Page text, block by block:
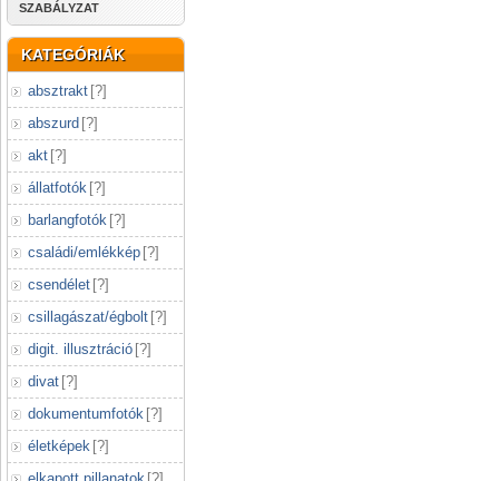
SZABÁLYZAT
KATEGÓRIÁK
absztrakt [?]
abszurd [?]
akt [?]
állatfotók [?]
barlangfotók [?]
családi/emlékkép [?]
csendélet [?]
csillagászat/égbolt [?]
digit. illusztráció [?]
divat [?]
dokumentumfotók [?]
életképek [?]